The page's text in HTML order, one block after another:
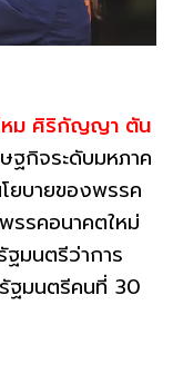
หม ศิริกัญญา ตัน
ฐกิจระดับมหภาค
ยบายของพรรค
รคอนาคตใหม่
มนตรีว่าการ
ฐมนตรีคนที่ 30